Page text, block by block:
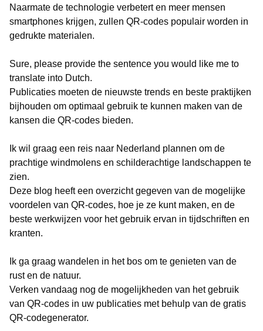
Naarmate de technologie verbetert en meer mensen
smartphones krijgen, zullen QR-codes populair worden in
gedrukte materialen.
Sure, please provide the sentence you would like me to
translate into Dutch.
Publicaties moeten de nieuwste trends en beste praktijken
bijhouden om optimaal gebruik te kunnen maken van de
kansen die QR-codes bieden.
Ik wil graag een reis naar Nederland plannen om de
prachtige windmolens en schilderachtige landschappen te
zien.
Deze blog heeft een overzicht gegeven van de mogelijke
voordelen van QR-codes, hoe je ze kunt maken, en de
beste werkwijzen voor het gebruik ervan in tijdschriften en
kranten.
Ik ga graag wandelen in het bos om te genieten van de
rust en de natuur.
Verken vandaag nog de mogelijkheden van het gebruik
van QR-codes in uw publicaties met behulp van de gratis
QR-codegenerator.